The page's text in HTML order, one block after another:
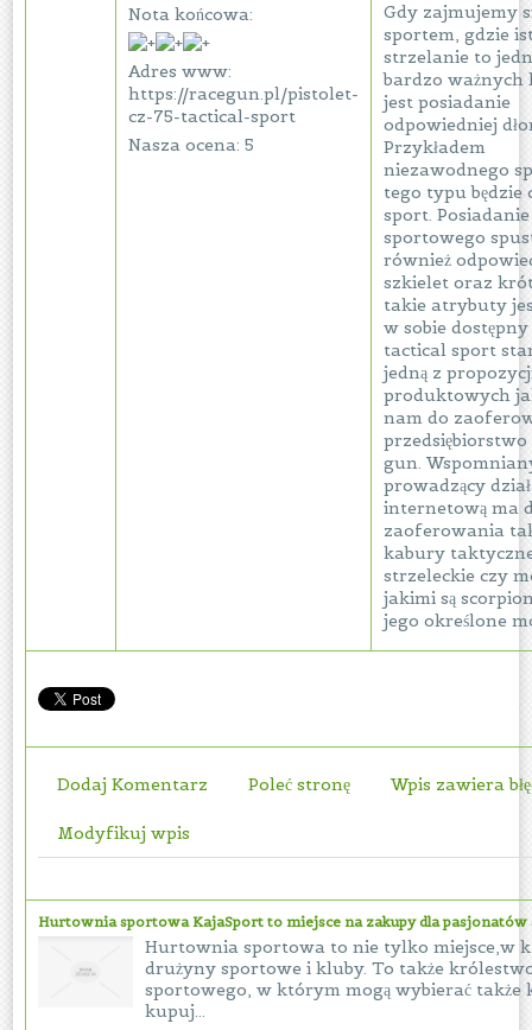
Nota końcowa:
Adres www:
https://racegun.pl/pistolet-
cz-75-tactical-sport
Nasza ocena: 5
Gdy zajmujemy
sportem, gdzie
strzelanie to
bardzo ważnych
jest posiadanie
odpowiedniej
Przykładem
niezawodnego
tego typu będzie
sport. Posiadanie
sportowego
również
szkielet oraz
takie atrybuty
w sobie dostępny
tactical sport
jedną z
produktowych
nam do
przedsiębiorstwo
gun.
prowadzący
internetową ma
zaoferowania
kabury
strzeleckie czy
jakimi są
jego określone
Dodaj Komentarz Poleć stronę Wpis zawiera
Modyfikuj wpis
Hurtownia sportowa KajaSport to miejsce na zakupy dla pasjonatów
Hurtownia sportowa to nie tylko miejsce,w
drużyny sportowe i kluby. To także
sportowego, w którym mogą wybierać
kupuj...